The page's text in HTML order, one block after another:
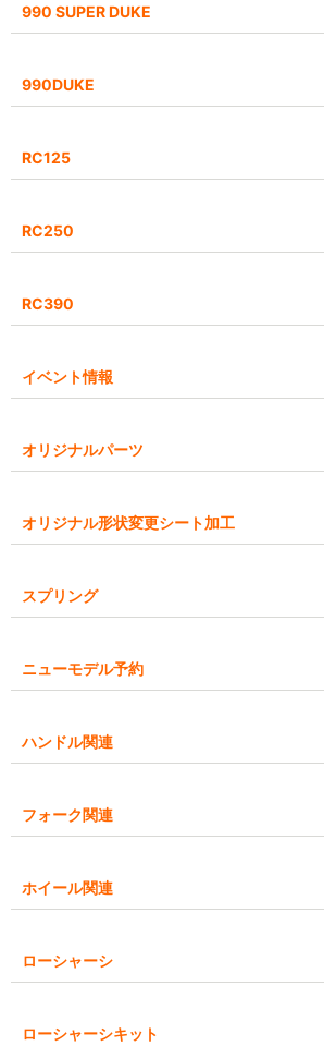
990 SUPER DUKE
990DUKE
RC125
RC250
RC390
イベント情報
オリジナルパーツ
オリジナル形状変更シート加工
スプリング
ニューモデル予約
ハンドル関連
フォーク関連
ホイール関連
ローシャーシ
ローシャーシキット